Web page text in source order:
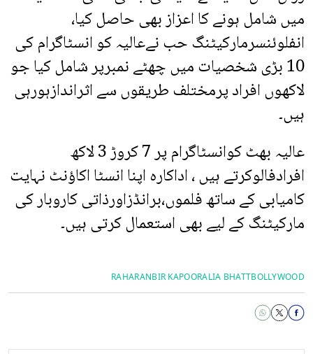
میں شامل ہونے کا اعزاز بھی حاصل کیا،
انفلوئنسرمارکیٹنگ حب نےعالیہ کو انسٹاگرام کی
10 بڑی شخصیات میں چھٹے نمبرپر شامل کیا جو
لاکھوں افراد پرمختلف طریقوں سے اثراندازہورہی
ہیں۔
عالیہ بھٹ کوانسٹاگرام پر 7 کروڑ 3 لاکھ
افرادفالوکرتے ہیں ، اداکارہ اپنا انسٹا اکاؤنٹ نہایت
کامیابی کے ساتھ فلموں،برانڈزاورذاتی کاروبار کی
مارکیٹنگ کے لیے بھی استعمال کرتی ہیں۔
BOLLYWOOD
ALIA BHATT
RANBIR KAPOOR
RAHA